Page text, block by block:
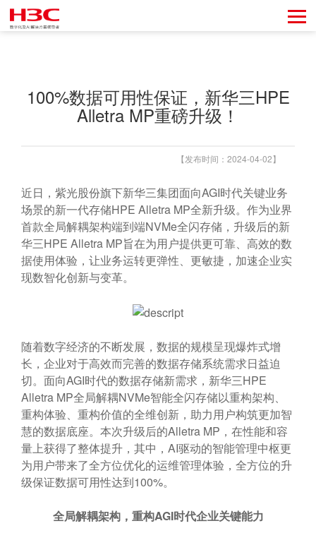
100%数据可用性保证，新华三HPE
Alletra MP重磅升级！
【发布时间：2024-04-02】
近日，紫光股份旗下新华三集团面向AGI时代关键业务
场景的新一代存储HPE Alletra MP全新升级。作为业界
首款全局解耦架构端到端NVMe全闪存储，升级后的新
华三HPE Alletra MP旨在为用户提供更可靠、高效的数
据使用体验，让业务运转更弹性、更敏捷，加速企业实
现数智化创新与变革。
随着数字经济的不断发展，数据的规模呈现爆炸式增
长，企业对于高效而完善的数据存储系统需求日益迫
切。面向AGI时代的数据存储新需求，新华三HPE
Alletra MP全局解耦NVMe智能全闪存储以重构架构、
重构体验、重构价值的全维创新，助力用户构筑更加智
慧的数据底座。本次升级后的Alletra MP，在性能和容
量上获得了整体提升，其中，AI驱动的智能管理中枢更
为用户带来了全方位优化的运维管理体验，全方位的升
级保证数据可用性达到100%。
全局解耦架构，重构AGI时代企业关键能力